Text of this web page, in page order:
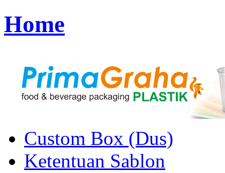
Home
Custom Box (Dus)
Ketentuan Sablon